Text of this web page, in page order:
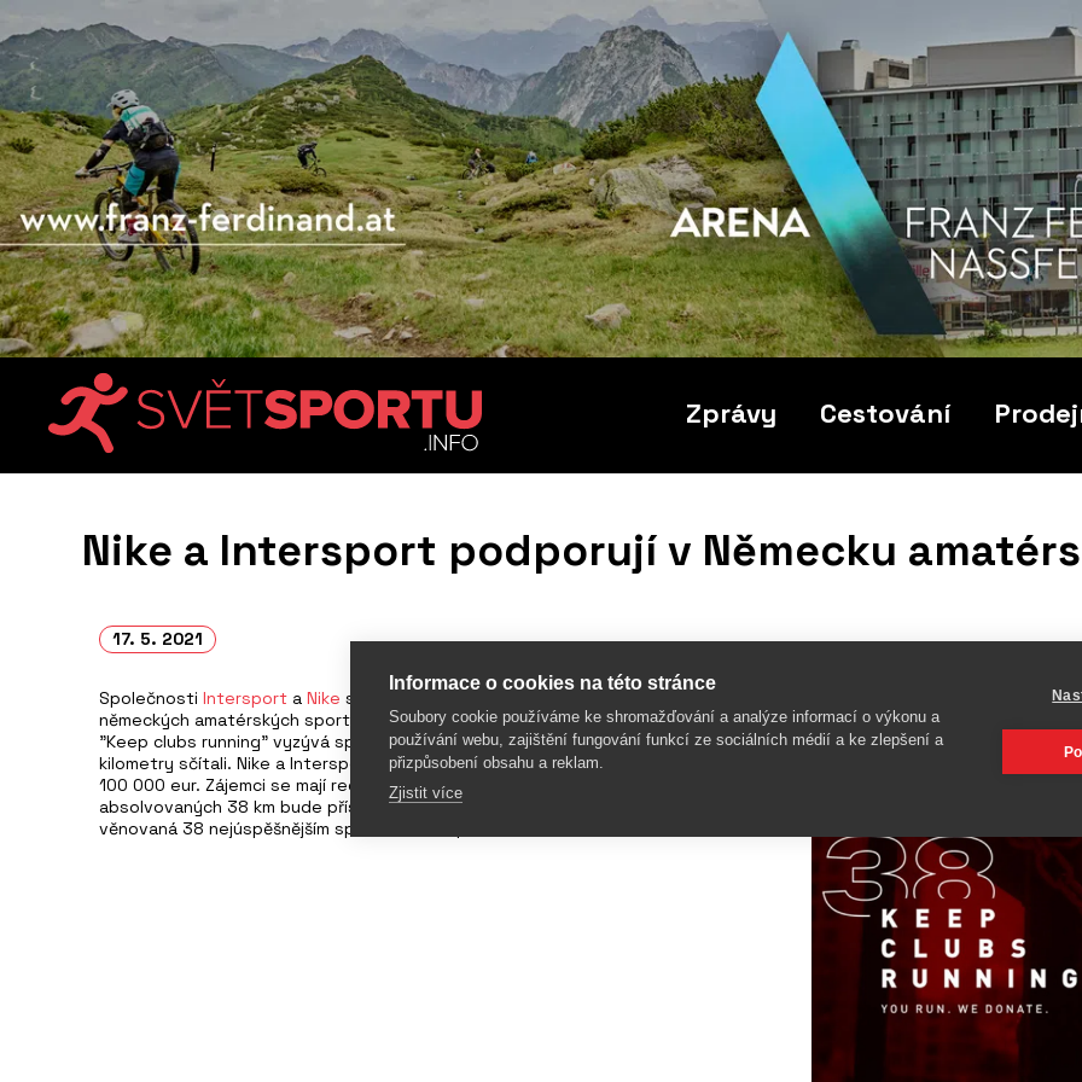
Zprávy Cestování
Nike a Intersport podporují v Německu
17. 5. 2021
Společnosti Intersport a Nike spolupracují na společné akci na podporu
německých amatérských sportovních spolků v období pandemie. Akce s názvem
"Keep clubs running" vyzývá spolky a jejich členy, kteří rádi běhají, aby své
kilometry sčítali. Nike a Intersport pak vylosovaným výhercům věnují příspěvek
100 000 eur. Zájemci se mají registrovat v aplikaci Nike Run Club. Za každých
absolvovaných 38 km bude příspěvek 10 eur. Částka 100 000 eur bude pak
věnovaná 38 nejúspěšnějším spolkům. Akce potrvá do 20. května 2021.
Informace o cookies na této stránce
Soubory cookie používáme ke shromažďování a analýze informací o výkonu a
používání webu, zajištění fungování funkcí ze sociálních médií a ke zlepšení a
přizpůsobení obsahu a reklam.
Zjistit více